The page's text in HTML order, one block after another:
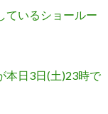
りました(^◇^;)
ているショールー
ふざけないでく
本日3日(土)23時で